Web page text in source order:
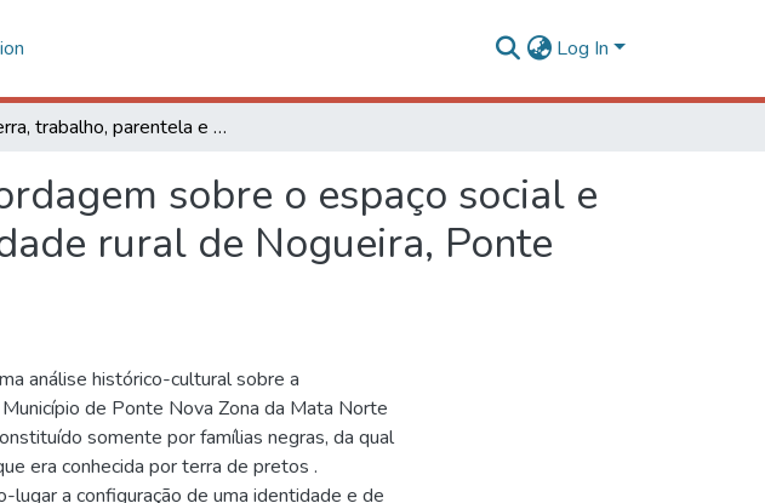
Log In
Terra, trabalho, parentela e fé: Uma abordagem sobre o espaço social e a herança afro-descendente na comunidade rural de Nogueira, Ponte Nova-MG
sobre o espaço social e
rural de Nogueira, Ponte
análise histórico-cultural sobre a
de Ponte Nova Zona da Mata Norte
somente por famílias negras, da qual
era conhecida por terra de pretos .
a configuração de uma identidade e de